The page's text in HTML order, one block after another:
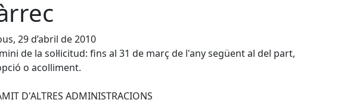
29 d’abril de 2010
de la sol·licitud: fins al 31 de març de l'any següent al del part,
o acolliment.
D'ALTRES ADMINISTRACIONS